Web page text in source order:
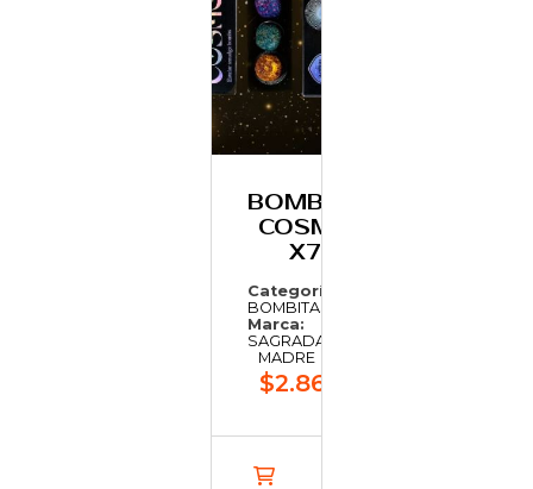
BOMBITA
COSMO
X7
Categoría:
BOMBITAS
Marca:
SAGRADA
MADRE
$2.867,26